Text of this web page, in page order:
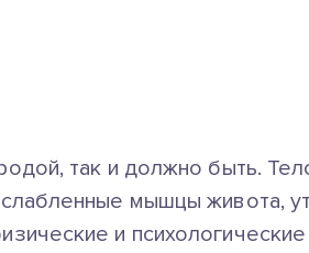
так и должно быть.
мышцы живота,
и